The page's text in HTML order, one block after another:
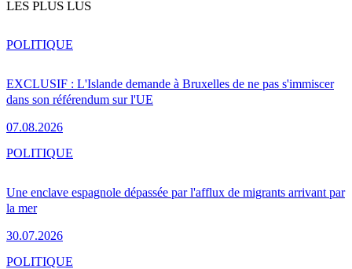
LES PLUS LUS
EXCLUSIF : L'Islande demande à Bruxelles de ne pas s'immiscer
dans son référendum sur l'UE
07.08.2026
POLITIQUE
Une enclave espagnole dépassée par l'afflux de migrants arrivant par
la mer
30.07.2026
POLITIQUE
POLITIQUE